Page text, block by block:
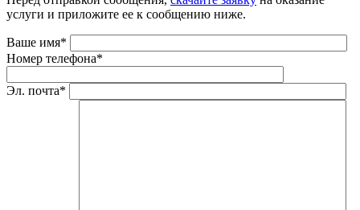
услуги и приложите ее к сообщению ниже.
Ваше имя*
Номер телефона*
Эл. почта*